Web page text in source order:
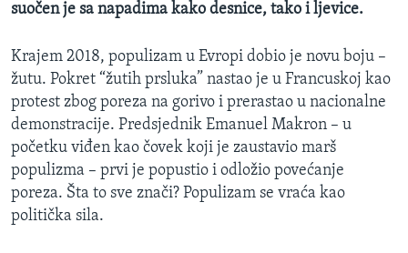
suočen je sa napadima kako desnice, tako i ljevice.
Krajem 2018, populizam u Evropi dobio je novu boju –
žutu. Pokret “žutih prsluka” nastao je u Francuskoj kao
protest zbog poreza na gorivo i prerastao u nacionalne
demonstracije. Predsjednik Emanuel Makron – u
početku viđen kao čovek koji je zaustavio marš
populizma – prvi je popustio i odložio povećanje
poreza. Šta to sve znači? Populizam se vraća kao
politička sila.